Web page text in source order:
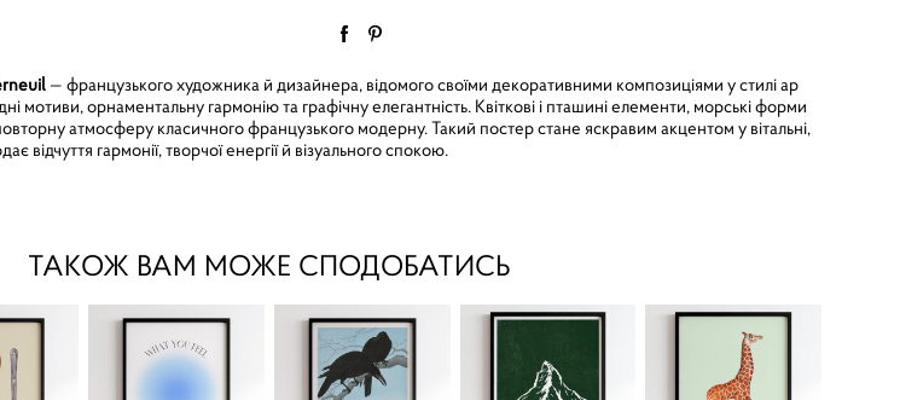
— французького художника й дизайнера, відомого своїми декоративними композиціями у стилі ар
мотиви, орнаментальну гармонію та графічну елегантність. Квіткові і пташині елементи, морські форми
атмосферу класичного французького модерну. Такий постер стане яскравим акцентом у вітальні,
відчуття гармонії, творчої енергії й візуального спокою.
ТАКОЖ ВАМ МОЖЕ СПОДОБАТИСЬ